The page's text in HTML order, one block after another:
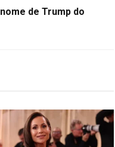
de Trump do